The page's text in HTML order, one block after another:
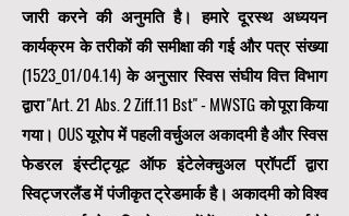
जारी करने की अनुमति है। हमारे दूरस्थ अध्ययन
कार्यक्रम के तरीकों की समीक्षा की गई और पत्र संख्या
(1523_01/04.14) के अनुसार स्विस संघीय वित्त विभाग
द्वारा "Art. 21 Abs. 2 Ziff.11 Bst" - MWSTG को पूरा किया
गया। OUS यूरोप में पहली वर्चुअल अकादमी है और स्विस
फेडरल इंस्टीट्यूट ऑफ इंटेलेक्चुअल प्रॉपर्टी द्वारा
स्विट्जरलैंड में पंजीकृत ट्रेडमार्क है। अकादमी को विश्व